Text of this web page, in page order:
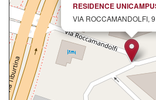
RESIDENCE
VIA ROCCAMANDOLFI, 9